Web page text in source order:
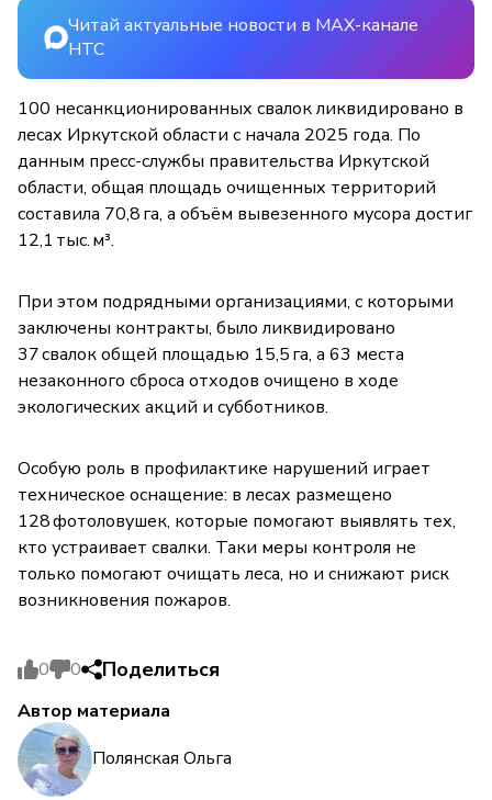
Читай актуальные новости в MAX-канале
НТС
100 несанкционированных свалок ликвидировано в
лесах Иркутской области с начала 2025 года. По
данным пресс-службы правительства Иркутской
области, общая площадь очищенных территорий
составила 70,8 га, а объём вывезенного мусора достиг
12,1 тыс. м³.
При этом подрядными организациями, с которыми
заключены контракты, было ликвидировано
37 свалок общей площадью 15,5 га, а 63 места
незаконного сброса отходов очищено в ходе
экологических акций и субботников.
Особую роль в профилактике нарушений играет
техническое оснащение: в лесах размещено
128 фотоловушек, которые помогают выявлять тех,
кто устраивает свалки. Таки меры контроля не
только помогают очищать леса, но и снижают риск
возникновения пожаров.
0 0 Поделиться
Автор материала
Полянская Ольга